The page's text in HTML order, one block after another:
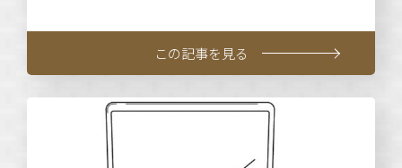
この記事を見る